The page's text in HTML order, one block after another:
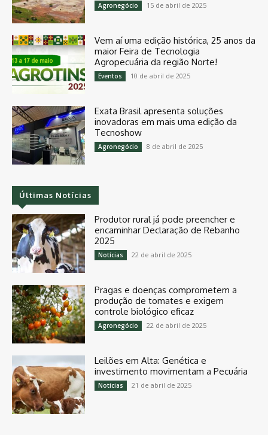
Agronegócio 15 de abril de 2025
Vem aí uma edição histórica, 25 anos da
maior Feira de Tecnologia
Agropecuária da região Norte!
Eventos 10 de abril de 2025
Exata Brasil apresenta soluções
inovadoras em mais uma edição da
Tecnoshow
Agronegócio 8 de abril de 2025
Últimas Notícias
Produtor rural já pode preencher e
encaminhar Declaração de Rebanho
2025
Notícias 22 de abril de 2025
Pragas e doenças comprometem a
produção de tomates e exigem
controle biológico eficaz
Agronegócio 22 de abril de 2025
Leilões em Alta: Genética e
investimento movimentam a Pecuária
Notícias 21 de abril de 2025